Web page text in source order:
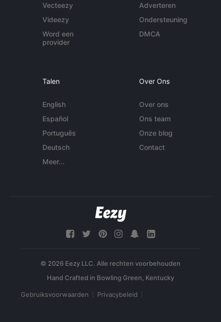
Vecteezy
Videezy
Word een
provider
Adverteren
Ondersteuning
DMCA
Talen
English
Español
Português
Deutsch
Meer...
Over Ons
Over ons
Ons team
Onze blog
Contact
© 2026 Eezy LLC. Alle rechten voorbehouden
Gebruiksvoorwaarden Privacybeleid